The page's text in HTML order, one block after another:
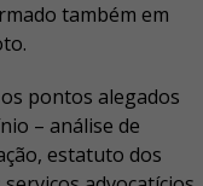
também em
pontos alegados
– análise de
estatuto dos